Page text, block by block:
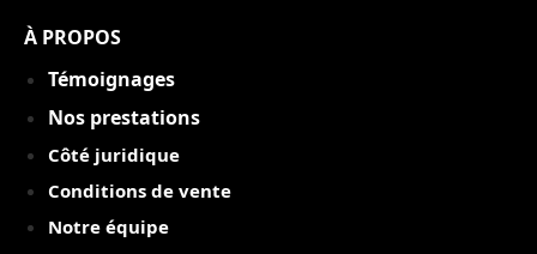
À PROPOS
Témoignages
Nos prestations
Côté juridique
Conditions de vente
Notre équipe